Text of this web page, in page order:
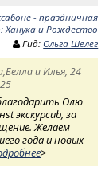
- праздничная
Ханука и Рождество
Гид: Ольга Шелег
и Илья, 24
Олю
экскурсиb, за
Желаем
года и новых
>